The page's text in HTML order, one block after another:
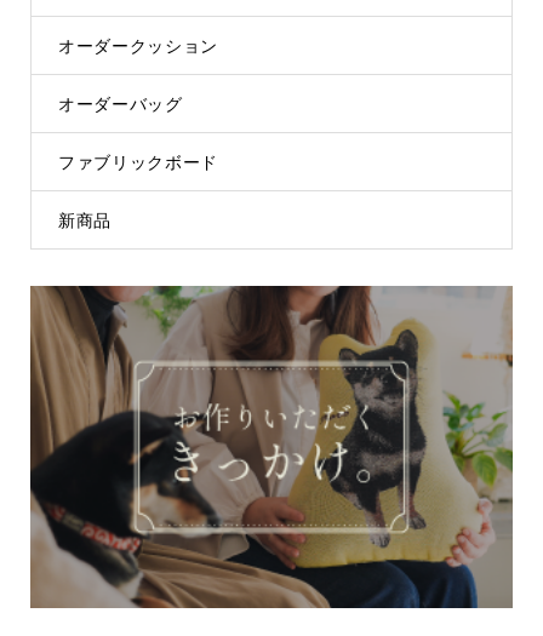
オーダークッション
オーダーバッグ
ファブリックボード
新商品